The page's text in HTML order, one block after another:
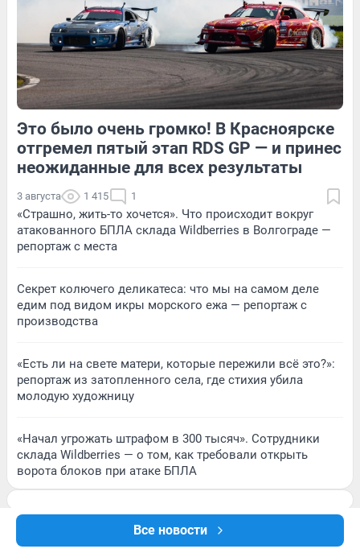
Все новости
Обсудить 3 1
Обсудить
Это было очень громко! В Красноярске
отгремел пятый этап RDS GP — и принес
неожиданные для всех результаты
3 августа 1 415 1
«Страшно, жить-то хочется». Что происходит вокруг
атакованного БПЛА склада Wildberries в Волгограде —
репортаж с места
Секрет колючего деликатеса: что мы на самом деле
едим под видом икры морского ежа — репортаж с
производства
«Есть ли на свете матери, которые пережили всё это?»:
репортаж из затопленного села, где стихия убила
молодую художницу
«Начал угрожать штрафом в 300 тысяч». Сотрудники
склада Wildberries — о том, как требовали открыть
ворота блоков при атаке БПЛА